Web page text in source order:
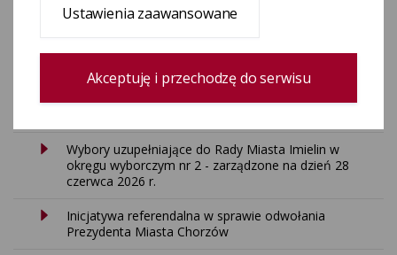
Wybory uzupełniające do Rady Miejskiej w Bieruniu w
okręgu wyborczym nr 6 - zarządzone na dzień 9
Wybory uzupełniające do Rady Miasta Imielin w
okręgu wyborczym nr 2 - zarządzone na dzień 28
czerwca 2026 r.
Inicjatywa referendalna w sprawie odwołania
Prezydenta Miasta Chorzów
Ustawienia zaawansowane
Akceptuję i przechodzę do serwisu